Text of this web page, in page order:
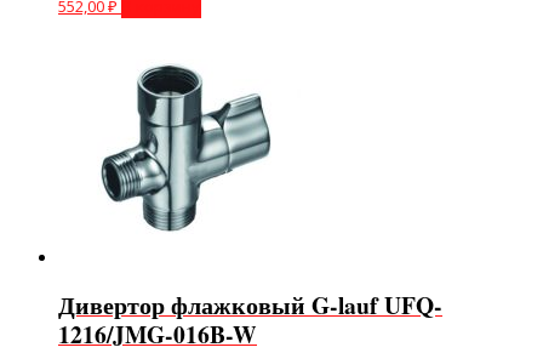
552,00₽
Дивертор флажковый G-lauf UFQ-
1216/JMG-016B-W